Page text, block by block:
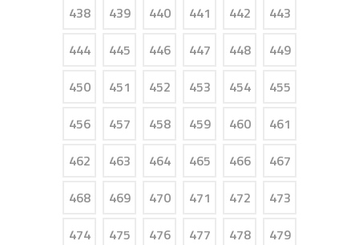
438 439 440 441 442
443
444
445 446 447 448
449
450
451 452 453 454
455
456
457 458 459 460
461
462
463 464 465 466
467
468
469 470 471 472
473
474
475 476 477 478
479